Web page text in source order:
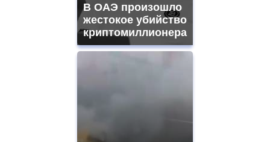
В ОАЭ произошло
жестокое убийство
криптомиллионера